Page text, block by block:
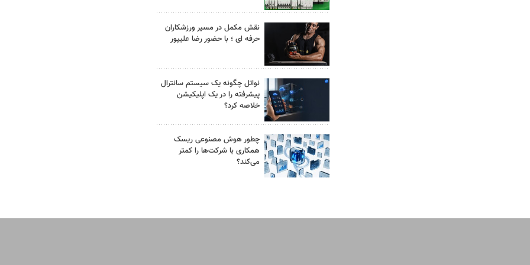
نقش مکمل در مسیر ورزشکاران
حرفه ای ؛ با حضور رضا علیپور
نواتل چگونه یک سیستم سانترال
پیشرفته را در یک اپلیکیشن
خلاصه کرد؟
چطور هوش مصنوعی ریسک
همکاری با شرکت‌ها را کمتر
می‌کند؟